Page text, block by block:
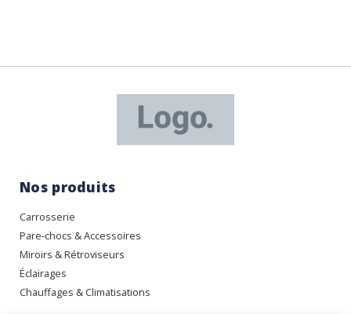
Nos produits
Carrosserie
Pare-chocs & Accessoires
Miroirs & Rétroviseurs
Éclairages
Chauffages & Climatisations